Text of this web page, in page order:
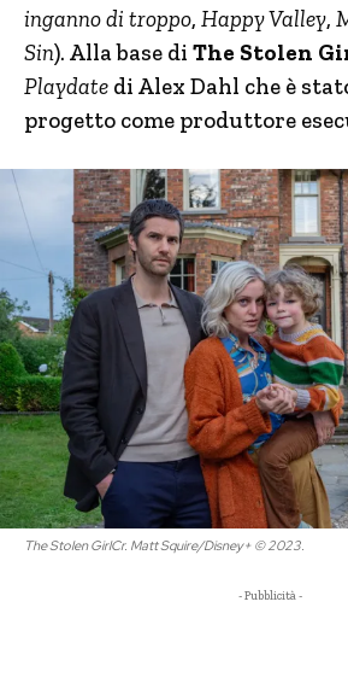
inganno di troppo, Happy Valley,
Sin). Alla base di The Stolen
Playdate di Alex Dahl che è
progetto come produttore
The Stolen GirlCr. Matt Squire/Disney+ © 2023.
- Pubblicità -